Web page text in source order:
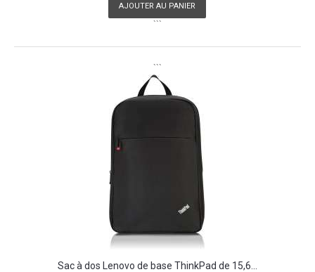
AJOUTER AU PANIER
```
```
Sac à dos Lenovo de base ThinkPad de 15,6...